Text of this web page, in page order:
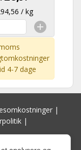
/ kg
4-7 dage
|
|